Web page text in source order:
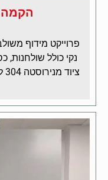
הקמה
פרוייקט מידוף
נקי כולל שולחנות,
ציוד מנירוסטה 304 לחדר נקי כולל דיספנסרים, כיורים.